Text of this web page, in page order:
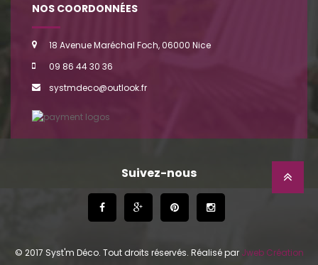
NOS COORDONNÉES
18 Avenue Maréchal Foch, 06000 Nice
09 86 44 30 36
systmdeco@outlook.fr
Suivez-nous
© 2017 Syst'm Déco. Tout droits réservés. Réalisé par Jweb Création